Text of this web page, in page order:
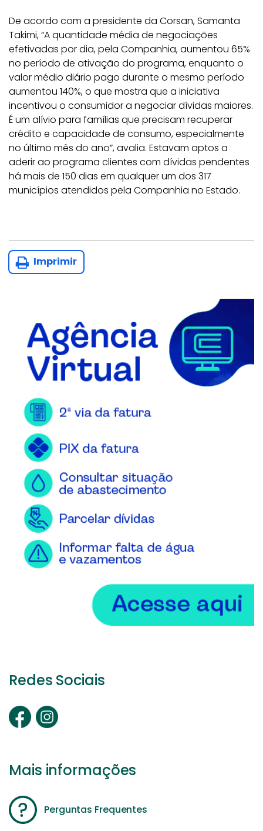
De acordo com a presidente da Corsan, Samanta
Takimi, “A quantidade média de negociações
efetivadas por dia, pela Companhia, aumentou 65%
no período de ativação do programa, enquanto o
valor médio diário pago durante o mesmo período
aumentou 140%, o que mostra que a iniciativa
incentivou o consumidor a negociar dívidas maiores.
É um alívio para famílias que precisam recuperar
crédito e capacidade de consumo, especialmente
no último mês do ano”, avalia. Estavam aptos a
aderir ao programa clientes com dívidas pendentes
há mais de 150 dias em qualquer um dos 317
municípios atendidos pela Companhia no Estado.
Imprimir
Redes Sociais
Mais informações
Perguntas Frequentes